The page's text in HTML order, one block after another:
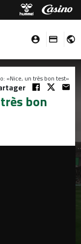
«Nice, un très bon test»
bon